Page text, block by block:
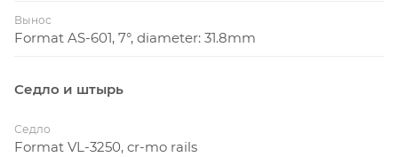
Вынос
Format AS-601, 7°, diameter: 31.8mm
Седло и штырь
Седло
Format VL-3250, cr-mo rails